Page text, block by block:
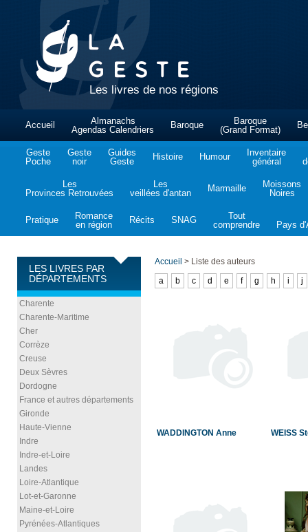
Les livres de nos régions
Accueil
Almanachs
Agendas Calendriers
Baroque
Baroque
(Grand Format)
Geste
Poche
Geste
noir
Guides
Geste
Histoire Humour
Inventaire
général
Les
Provinces Retrouvées
Les
veillées d'antan
Marmaille
Moissons
Noires
Pratique
Romance
en région
Récits SNAG
Tout
comprendre
Pays
LES LIVRES PAR
DÉPARTEMENTS
Charente
Charente-Maritime
Cher
Corrèze
Creuse
Deux Sèvres
Dordogne
France et autres départements
Gironde
Haute-Vienne
Indre
Indre-et-Loire
Landes
Loire-Atlantique
Lot-et-Garonne
Maine-et-Loire
Pyrénées-Atlantiques
Accueil > Liste des auteurs
a
b c d e f g h i j
WADDINGTON Anne WEISS